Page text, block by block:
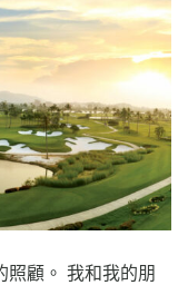
照顧。 我和我的朋